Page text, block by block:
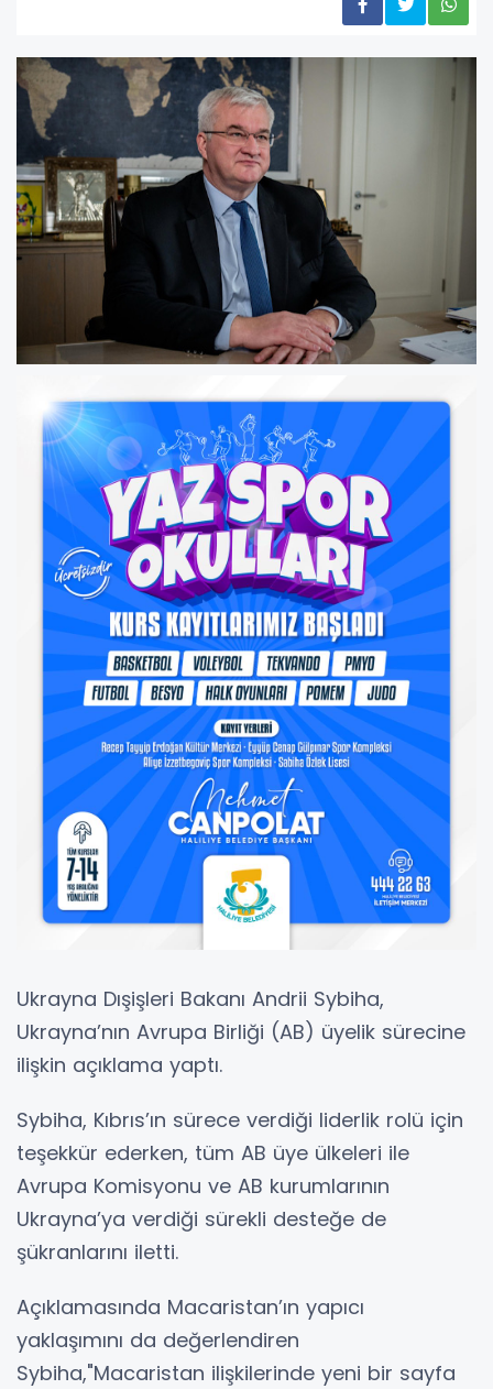
Ukrayna Dışişleri Bakanı Andrii Sybiha,
Ukrayna’nın Avrupa Birliği (AB) üyelik sürecine
ilişkin açıklama yaptı.
Sybiha, Kıbrıs’ın sürece verdiği liderlik rolü için
teşekkür ederken, tüm AB üye ülkeleri ile
Avrupa Komisyonu ve AB kurumlarının
Ukrayna’ya verdiği sürekli desteğe de
şükranlarını iletti.
Açıklamasında Macaristan’ın yapıcı
yaklaşımını da değerlendiren
Sybiha,"Macaristan ilişkilerinde yeni bir sayfa